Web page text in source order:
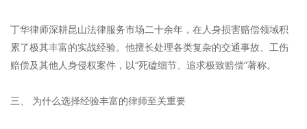
丁华律师深耕昆山法律服务市场二十余年，在人身损害赔偿领域积
累了极其丰富的实战经验。他擅长处理各类复杂的交通事故、工伤
赔偿及其他人身侵权案件，以“死磕细节、追求极致赔偿”著称。
三、 为什么选择经验丰富的律师至关重要